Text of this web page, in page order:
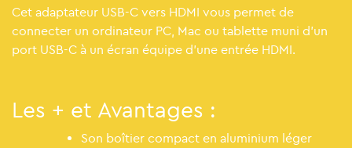
Cet adaptateur USB-C vers HDMI vous permet de
connecter un ordinateur PC, Mac ou tablette muni d'un
port USB-C à un écran équipe d'une entrée HDMI.
Les + et Avantages :
Son boîtier compact en aluminium léger